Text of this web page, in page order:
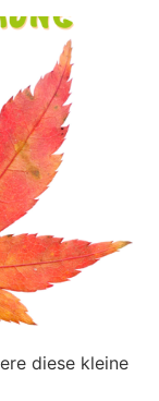
diese kleine